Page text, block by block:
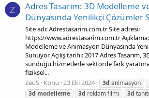
Z
Adres Tasarım: 3D Modelleme
Dünyasında Yenilikçi Çözümler
Site adı: Adrestasarim.com.tr Site adresi:
https://www.adrestasarim.com.tr Açıklama:
Modelleme ve Animasyon Dünyasında
Sunuyor Açılış tarihi: 2017 Adres Tasarım,
sunduğu hizmetlerle sektörde fark
fiziksel...
ZeuS Konu 23 Eki 2024 3d animasyon
3d modelleme 3d reklam filmi 3d